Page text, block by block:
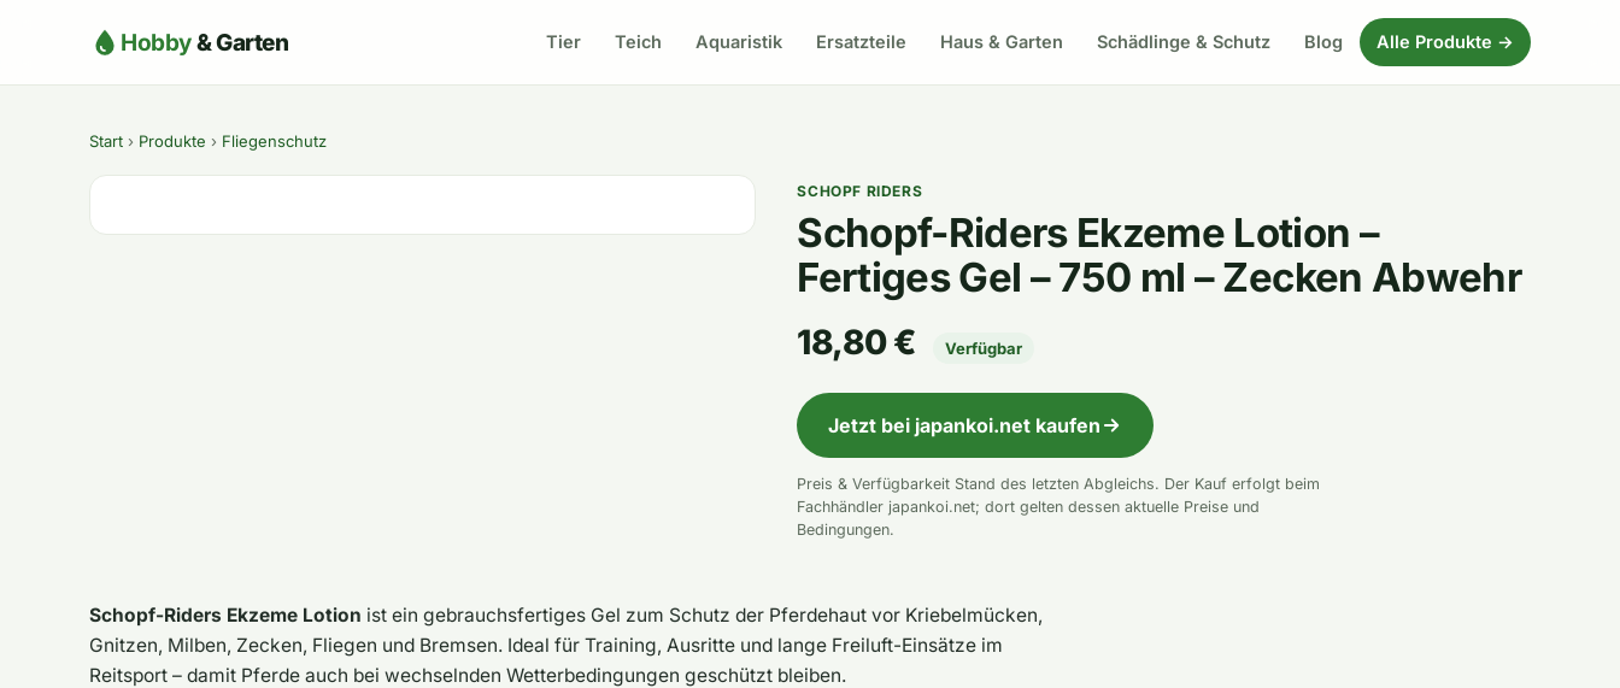
Hobby& Garten Tier Teich Aquaristik Ersatzteile Haus & Garten Schädlinge & Schutz Blog Alle Produkte →
Start › Produkte › Fliegenschutz
SCHOPF RIDERS
Schopf-Riders Ekzeme Lotion –
Fertiges Gel – 750 ml – Zecken Abwehr
18,80 € Verfügbar
Jetzt bei japankoi.net kaufen
Preis & Verfügbarkeit Stand des letzten Abgleichs. Der Kauf erfolgt beim
Fachhändler japankoi.net; dort gelten dessen aktuelle Preise und
Bedingungen.
Schopf-Riders Ekzeme Lotion ist ein gebrauchsfertiges Gel zum Schutz der Pferdehaut vor Kriebelmücken,
Gnitzen, Milben, Zecken, Fliegen und Bremsen. Ideal für Training, Ausritte und lange Freiluft-Einsätze im
Reitsport – damit Pferde auch bei wechselnden Wetterbedingungen geschützt bleiben.